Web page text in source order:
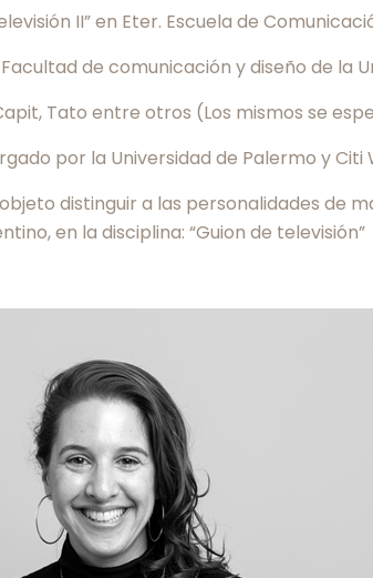
II” en Eter. Escuela de
de comunicación y diseño de la
Tato entre otros (Los mismos se
por la Universidad de Palermo y Citi
distinguir a las personalidades de
en la disciplina: “Guion de televisión”